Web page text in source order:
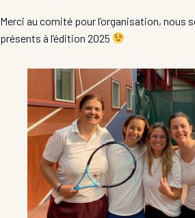
Merci au comité pour l’organisation, nous
présents à l’édition 2025